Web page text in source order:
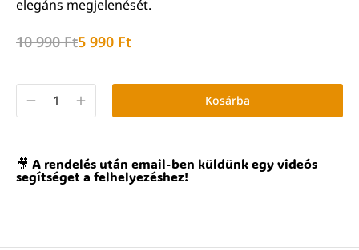
elegáns megjelenését.
10 990Ft5 990 Ft
Kosárba
🎥 A rendelés után email-ben küldünk egy videós
segítséget a felhelyezéshez!